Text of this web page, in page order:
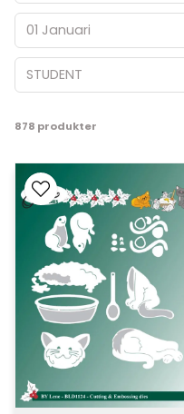
01 Januari
STUDENT
878 produkter